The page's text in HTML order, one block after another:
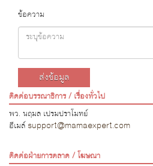
ข้อความ
ส่งข้อมูล
ติดต่อบรรณาธิการ / เรื่องทั่วไป
พว. นฤมล เปรมปราโมทย์
อีเมล์support@mamaexpert.com
ติดต่อฝ่ายการตลาด / โฆษณา